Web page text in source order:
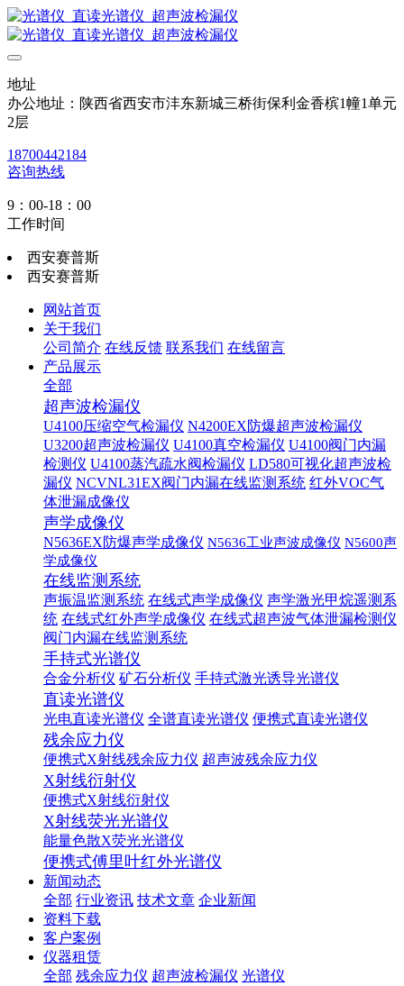
地址
办公地址：陕西省西安市沣东新城三桥街保利金香槟1幢1单元
2层
18700442184
咨询热线
9：00-18：00
工作时间
西安赛普斯
西安赛普斯
网站首页
关于我们
公司简介 在线反馈 联系我们 在线留言
产品展示
全部
超声波检漏仪
U4100压缩空气检漏仪 N4200EX防爆超声波检漏仪
U3200超声波检漏仪 U4100真空检漏仪 U4100阀门内漏
检测仪 U4100蒸汽疏水阀检漏仪 LD580可视化超声波检
漏仪 NCVNL31EX阀门内漏在线监测系统 红外VOC气
体泄漏成像仪
声学成像仪
N5636EX防爆声学成像仪 N5636工业声波成像仪 N5600声
学成像仪
在线监测系统
声振温监测系统 在线式声学成像仪 声学激光甲烷遥测系
统 在线式红外声学成像仪 在线式超声波气体泄漏检测仪
阀门内漏在线监测系统
手持式光谱仪
合金分析仪 矿石分析仪 手持式激光诱导光谱仪
直读光谱仪
光电直读光谱仪 全谱直读光谱仪 便携式直读光谱仪
残余应力仪
便携式X射线残余应力仪 超声波残余应力仪
X射线衍射仪
便携式X射线衍射仪
X射线荧光光谱仪
能量色散X荧光光谱仪
便携式傅里叶红外光谱仪
新闻动态
全部 行业资讯 技术文章 企业新闻
资料下载
客户案例
仪器租赁
全部 残余应力仪 超声波检漏仪 光谱仪